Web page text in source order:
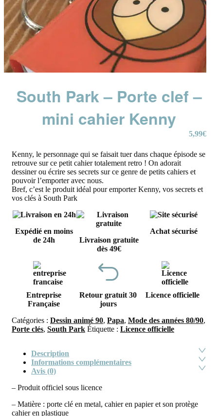
South Park – Porte clef –
mini cahier Kenny
5,99€
Kenny, le personnage qui se faisait tuer dans chaque épisode se
retrouve sur ce petit cahier totalement retro ! On adorait
dessiner ou écrire ses secrets sur ce genre de petits cahiers et
pouvoir l’emporter avec nous.
Bref, c’est le produit idéal pour emporter Kenny, vos secrets et
vos clés à South Park
Expédié en moins
de 24h
Livraison gratuite
dès 49€
Achat sécurisé
Entreprise
Française
Retour gratuit 30
jours
Licence officielle
Catégories : Dessin animé 90, Papa, Mode des années 80/90,
Porte clés, South Park Étiquette : Licence officielle
Description
Informations complémentaires
Avis (0)
– Produit officiel sous licence
– Matière : porte clé en metal, cahier en papier et son protège
cahier en plastique